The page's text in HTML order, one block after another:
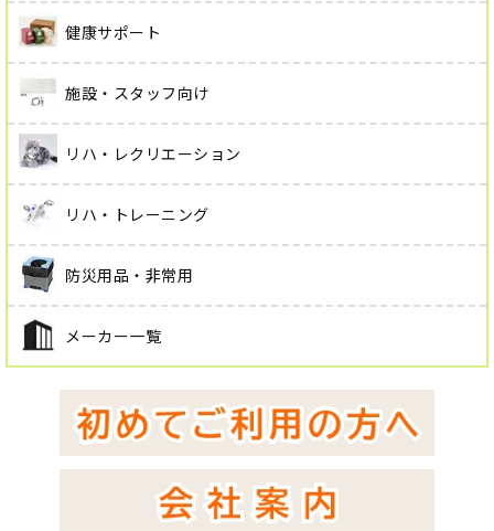
健康サポート
施設・スタッフ向け
リハ・レクリエーション
リハ・トレーニング
防災用品・非常用
メーカー一覧